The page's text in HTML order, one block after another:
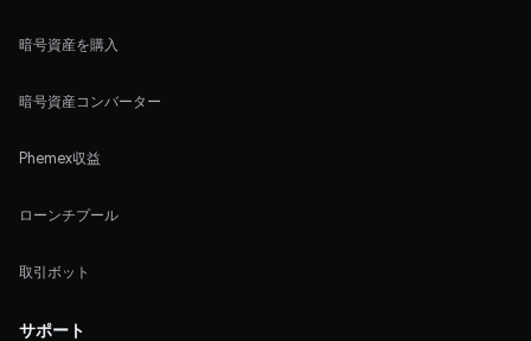
暗号資産を購入
暗号資産コンバーター
Phemex収益
ローンチプール
取引ボット
サポート